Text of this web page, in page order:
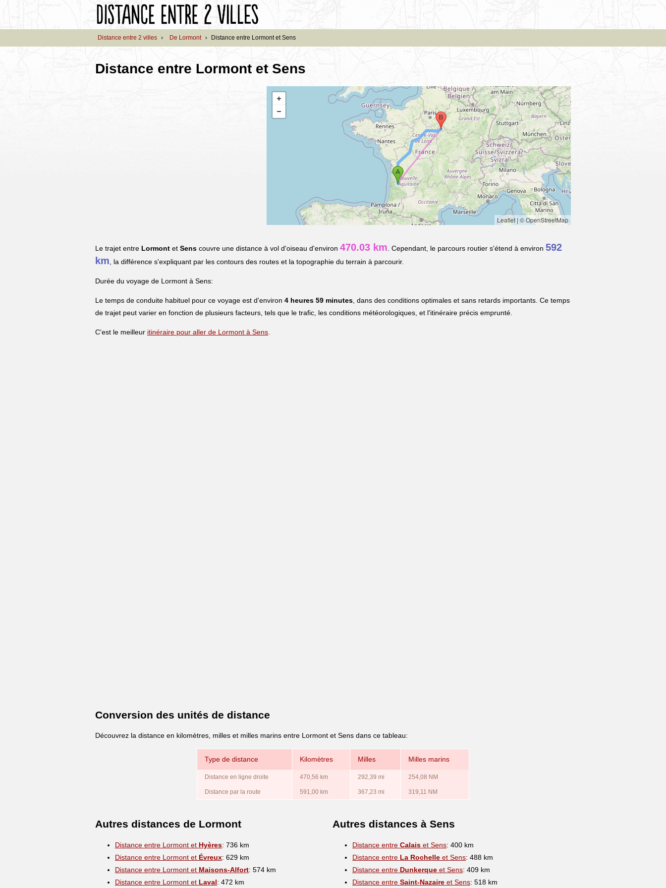
Distance entre 2 villes › De Lormont › Distance entre Lormont et Sens
Distance entre Lormont et Sens
Leaflet | © OpenStreetMap
Le trajet entre Lormont et Sens couvre une distance à vol d'oiseau d'environ 470.03 km . Cependant, le parcours routier s'étend à environ 592
km , la différence s'expliquant par les contours des routes et la topographie du terrain à parcourir.
Durée du voyage de Lormont à Sens:
Le temps de conduite habituel pour ce voyage est d'environ 4 heures 59 minutes , dans des conditions optimales et sans retards importants. Ce temps
de trajet peut varier en fonction de plusieurs facteurs, tels que le trafic, les conditions météorologiques, et l'itinéraire précis emprunté.
C'est le meilleur itinéraire pour aller de Lormont à Sens
Conversion des unités de distance
Découvrez la distance en kilomètres, milles et milles marins entre Lormont et Sens dans ce tableau:
Type de distance Kilomètres Milles Milles marins
Distance en ligne droite 470,56 km 292,39 mi 254,08 NM
Distance par la route 591,00 km 367,23 mi 319,11 NM
Autres distances de Lormont
Distance entre Lormont et Hyères: 736 km
Distance entre Lormont et Évreux: 629 km
Distance entre Lormont et Maisons-Alfort: 574 km
Distance entre Lormont et Laval: 472 km
Autres distances à Sens
Distance entre Calais et Sens: 400 km
Distance entre La Rochelle et Sens: 488 km
Distance entre Dunkerque et Sens: 409 km
Distance entre Saint-Nazaire et Sens: 518 km